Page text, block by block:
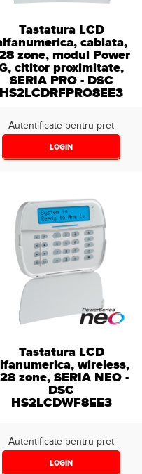
Tastatura LCD
cablata,
zone, modul Power
cititor proximitate,
SERIA PRO - DSC
HS2LCDRFPRO8EE3
Autentificate pentru pret
LOGIN
Tastatura LCD
wireless,
zone, SERIA NEO -
DSC
HS2LCDWF8EE3
Autentificate pentru pret
LOGIN